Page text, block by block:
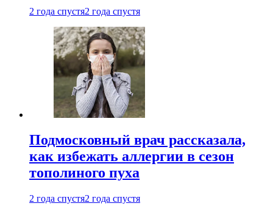
2 года спустя2 года спустя
Подмосковный врач рассказала,
как избежать аллергии в сезон
тополиного пуха
2 года спустя2 года спустя